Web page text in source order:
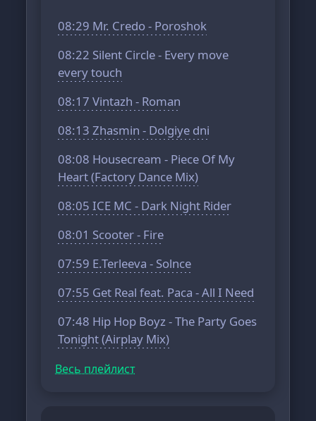
08:29 Mr. Credo - Poroshok
08:22 Silent Circle - Every move
every touch
08:17 Vintazh - Roman
08:13 Zhasmin - Dolgiye dni
08:08 Housecream - Piece Of My
Heart (Factory Dance Mix)
08:05 ICE MC - Dark Night Rider
08:01 Scooter - Fire
07:59 E.Terleeva - Solnce
07:55 Get Real feat. Paca - All I Need
07:48 Hip Hop Boyz - The Party Goes
Tonight (Airplay Mix)
Весь плейлист